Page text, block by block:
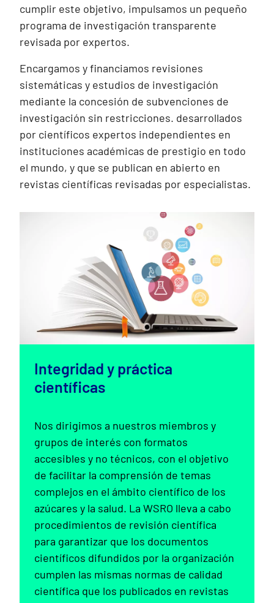
cumplir este objetivo, impulsamos un pequeño
programa de investigación transparente
revisada por expertos.
Encargamos y financiamos revisiones
sistemáticas y estudios de investigación
mediante la concesión de subvenciones de
investigación sin restricciones. desarrollados
por científicos expertos independientes en
instituciones académicas de prestigio en todo
el mundo, y que se publican en abierto en
revistas científicas revisadas por especialistas.
Integridad y práctica
científicas
Nos dirigimos a nuestros miembros y
grupos de interés con formatos
accesibles y no técnicos, con el objetivo
de facilitar la comprensión de temas
complejos en el ámbito científico de los
azúcares y la salud. La WSRO lleva a cabo
procedimientos de revisión científica
para garantizar que los documentos
científicos difundidos por la organización
cumplen las mismas normas de calidad
científica que los publicados en revistas